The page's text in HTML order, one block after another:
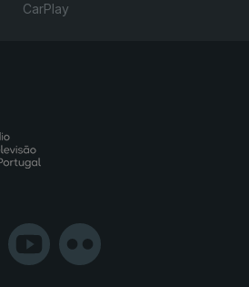
CarPlay